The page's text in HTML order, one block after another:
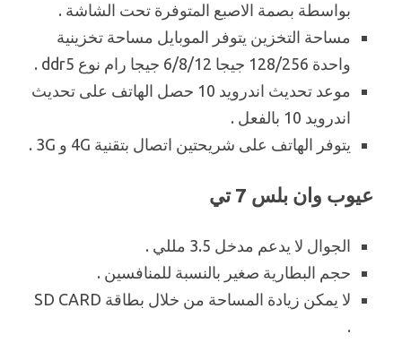
بواسطة بصمة الاصبع المتوفرة تحت الشاشة .
مساحة التخزين يتوفر الموبايل مساحة تخزينية
واحدة 128/256 جيجا 6/8/12 جيجا رام نوع ddr5 .
موعد تحديث اندرويد 10 حصل الهاتف على تحديث
اندرويد 10 بالفعل .
يتوفر الهاتف على شريحتين اتصال بتقنية 4G و 3G .
عيوب وان بلس 7 تي
الجوال لا يدعم مدخل 3.5 مللي .
حجم البطارية صغير بالنسبة للمنافسين .
لا يمكن زيادة المساحة من خلال بطاقة SD CARD
.